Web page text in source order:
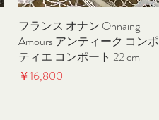
クイックビュー
フランス オナン Onnaing
Amours アンティーク コンポ
ティエ コンポート 22 cm
価格
￥16,800